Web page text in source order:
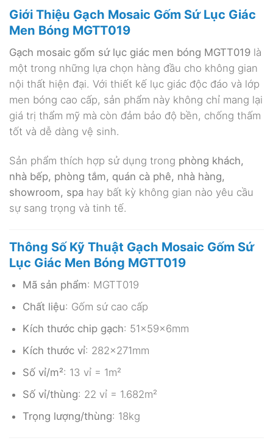
Giới Thiệu Gạch Mosaic Gốm Sứ Lục Giác
Men Bóng MGTT019
Gạch mosaic gốm sứ lục giác men bóng MGTT019 là
một trong những lựa chọn hàng đầu cho không gian
nội thất hiện đại. Với thiết kế lục giác độc đáo và lớp
men bóng cao cấp, sản phẩm này không chỉ mang lại
giá trị thẩm mỹ mà còn đảm bảo độ bền, chống thấm
tốt và dễ dàng vệ sinh.
Sản phẩm thích hợp sử dụng trong phòng khách,
nhà bếp, phòng tắm, quán cà phê, nhà hàng,
showroom, spa hay bất kỳ không gian nào yêu cầu
sự sang trọng và tinh tế.
Thông Số Kỹ Thuật Gạch Mosaic Gốm Sứ
Lục Giác Men Bóng MGTT019
Mã sản phẩm: MGTT019
Chất liệu: Gốm sứ cao cấp
Kích thước chip gạch: 51x59x6mm
Kích thước vỉ: 282x271mm
Số vỉ/m²: 13 vỉ = 1m²
Số vỉ/thùng: 22 vỉ = 1.682m²
Trọng lượng/thùng: 18kg